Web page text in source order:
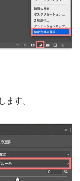
ます。